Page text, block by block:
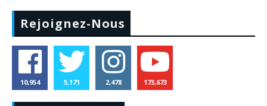
Rejoignez-Nous
10,954 5,171 2,478 173,673